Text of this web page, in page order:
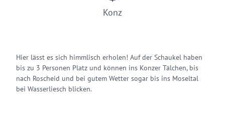
Konz
Hier lässt es sich himmlisch erholen! Auf der Schaukel haben
bis zu 3 Personen Platz und können ins Konzer Tälchen, bis
nach Roscheid und bei gutem Wetter sogar bis ins Moseltal
bei Wasserliesch blicken.